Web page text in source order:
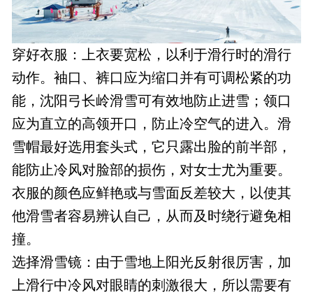
穿好衣服：上衣要宽松，以利于滑行时的滑行
动作。袖口、裤口应为缩口并有可调松紧的功
能，沈阳弓长岭滑雪可有效地防止进雪；领口
应为直立的高领开口，防止冷空气的进入。滑
雪帽最好选用套头式，它只露出脸的前半部，
能防止冷风对脸部的损伤，对女士尤为重要。
衣服的颜色应鲜艳或与雪面反差较大，以使其
他滑雪者容易辨认自己，从而及时绕行避免相
撞。
选择滑雪镜：由于雪地上阳光反射很厉害，加
上滑行中冷风对眼睛的刺激很大，所以需要有